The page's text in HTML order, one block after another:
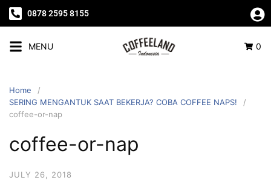
0878 2595 8155
MENU 0
Home
SERING MENGANTUK SAAT BEKERJA? COBA COFFEE NAPS!
coffee-or-nap
coffee-or-nap
JULY 26, 2018